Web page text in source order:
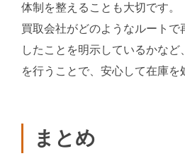
体制を整えることも大切です。
買取会社がどのようなルートで
したことを明示しているかなど
を行うことで、安心して在庫を
まとめ